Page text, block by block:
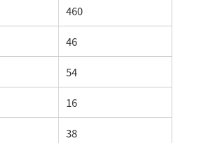
460
46
54
16
38